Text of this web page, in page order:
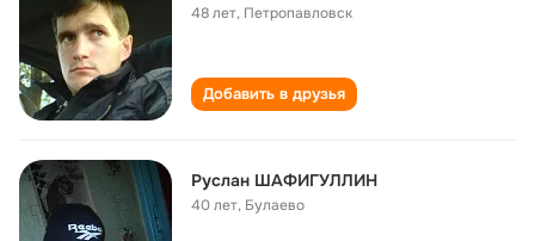
48 лет, Петропавловск
Добавить в друзья
Руслан ШАФИГУЛЛИН
40 лет, Булаево